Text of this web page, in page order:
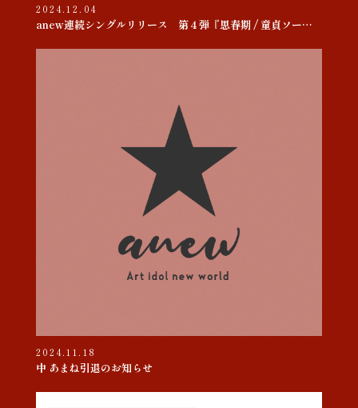
2024.12.04
anew連続シングルリリース 第４弾『思春期 / 童貞ソー・ヤング』
2024.11.18
中 あまね引退のお知らせ